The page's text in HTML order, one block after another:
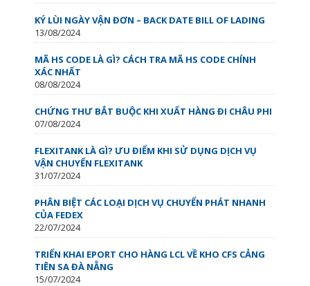
KÝ LÙI NGÀY VẬN ĐƠN – BACK DATE BILL OF LADING
13/08/2024
MÃ HS CODE LÀ GÌ? CÁCH TRA MÃ HS CODE CHÍNH
XÁC NHẤT
08/08/2024
CHỨNG THƯ BẮT BUỘC KHI XUẤT HÀNG ĐI CHÂU PHI
07/08/2024
FLEXITANK LÀ GÌ? ƯU ĐIỂM KHI SỬ DỤNG DỊCH VỤ
VẬN CHUYỂN FLEXITANK
31/07/2024
PHÂN BIỆT CÁC LOẠI DỊCH VỤ CHUYỂN PHÁT NHANH
CỦA FEDEX
22/07/2024
TRIỂN KHAI EPORT CHO HÀNG LCL VỀ KHO CFS CẢNG
TIÊN SA ĐÀ NẴNG
15/07/2024